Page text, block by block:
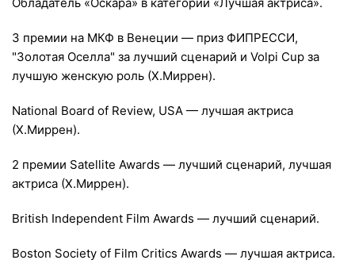
3 премии на МКФ в Венеции — приз ФИПРЕССИ,
"Золотая Оселла" за лучший сценарий и Volpi Cup за
лучшую женскую роль (Х.Миррен).
National Board of Review, USA — лучшая актриса
(Х.Миррен).
2 премии Satellite Awards — лучший сценарий, лучшая
актриса (Х.Миррен).
British Independent Film Awards — лучший сценарий.
Boston Society of Film Critics Awards — лучшая актриса.